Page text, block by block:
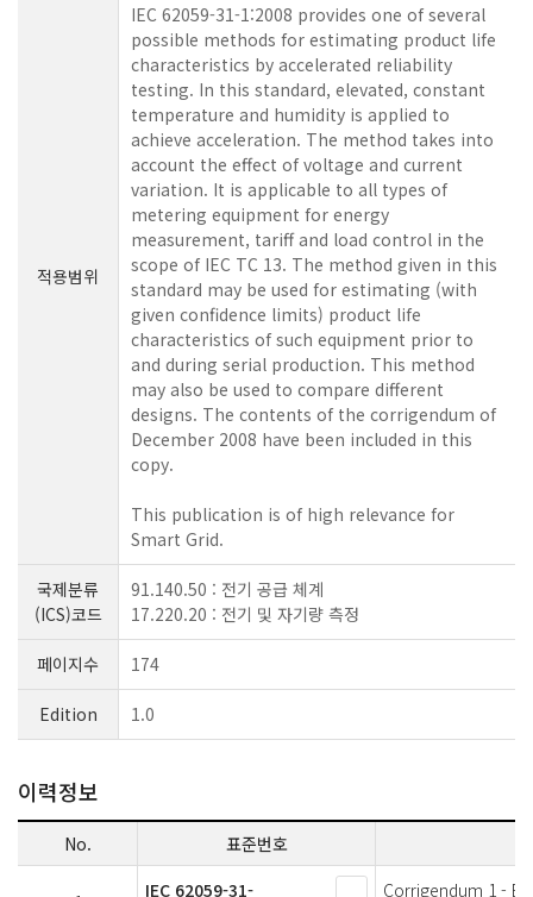
적용범위
IEC 62059-31-1:2008 provides one of several
possible methods for estimating product life
characteristics by accelerated reliability
testing. In this standard, elevated, constant
temperature and humidity is applied to
achieve acceleration. The method takes into
account the effect of voltage and current
variation. It is applicable to all types of
metering equipment for energy
measurement, tariff and load control in the
scope of IEC TC 13. The method given in this
standard may be used for estimating (with
given confidence limits) product life
characteristics of such equipment prior to
and during serial production. This method
may also be used to compare different
designs. The contents of the corrigendum of
December 2008 have been included in this
copy.
This publication is of high relevance for
Smart Grid.
국제분류
(ICS)코드
91.140.50 : 전기 공급 체계
17.220.20 : 전기 및 자기량 측정
페이지수 174
Edition 1.0
이력정보
No. 표준번호
IEC 62059-31-
Corrigendum 1 -